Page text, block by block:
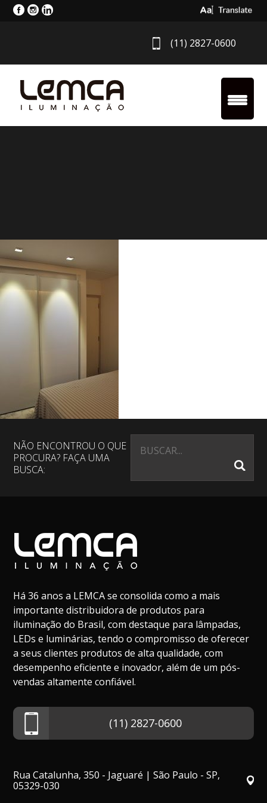
Select
(11) 2827-0600
NÃO ENCONTROU O QUE
PROCURA? FAÇA UMA
BUSCA:
Há 36 anos a LEMCA se consolida como a mais
importante distribuidora de produtos para
iluminação do Brasil, com destaque para lâmpadas,
LEDs e luminárias, tendo o compromisso de oferecer
a seus clientes produtos de alta qualidade, com
desempenho eficiente e inovador, além de um pós-
vendas altamente confiável.
(11) 2827-0600
Rua Catalunha, 350 - Jaguaré | São Paulo - SP,
05329-030